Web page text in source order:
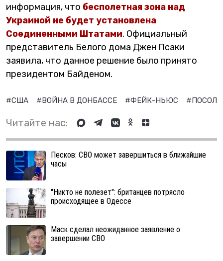
информация, что бесполетная зона над
Украиной не будет установлена
Соединенными Штатами. Официальный
представитель Белого дома Джен Псаки
заявила, что данное решение было принято
президентом Байденом.
#США #ВОЙНА В ДОНБАССЕ #ФЕЙК-НЬЮС
Читайте нас:
Песков: СВО может завершиться в ближайшие
часы
"Никто не полезет": британцев потрясло
происходящее в Одессе
Маск сделал неожиданное заявление о
завершении СВО